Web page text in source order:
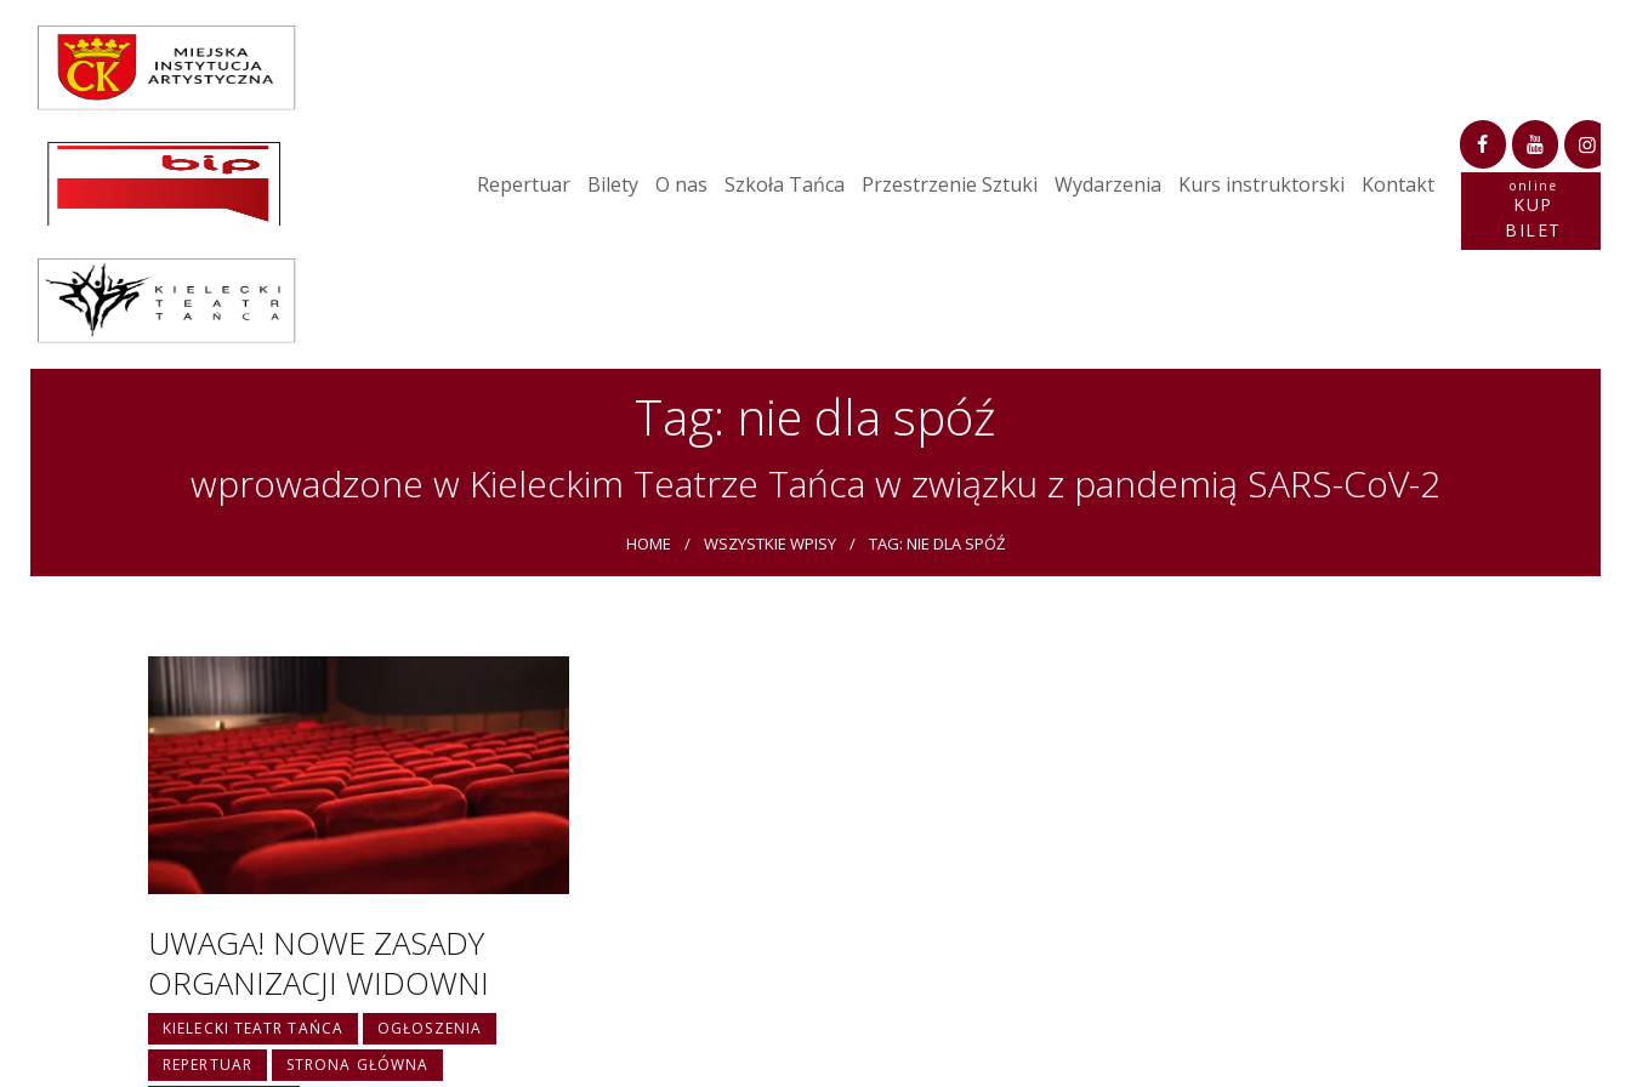
Repertuar Bilety O nas Szkoła Tańca Przestrzenie Sztuki Wydarzenia Kurs instruktorski Kontakt online
KUP
BILET
Tag: nie dla spóź
wprowadzone w Kieleckim Teatrze Tańca w związku z pandemią SARS-CoV-2
HOME WSZYSTKIE WPISY TAG: NIE DLA SPÓŹ
Repertuar
Teatr / Zespół
Szkoła
Przestrzenie Sztuki
Warsztaty
Festiwal
UWAGA! NOWE ZASADY
ORGANIZACJI WIDOWNI
KIELECKI TEATR TAŃCA
OGŁOSZENIA
REPERTUAR
STRONA GŁÓWNA